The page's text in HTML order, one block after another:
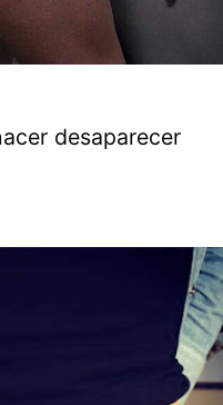
desaparecer